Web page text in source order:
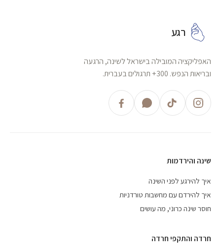
רגע
האפליקציה המובילה בישראל לשינה, הרגעה
ובריאות הנפש. 300+ תרגולים בעברית.
שינה והירדמות
איך להירגע לפני השינה
איך להירדם עם מחשבות טורדניות
חוסר שינה כרוני, מה עושים
חרדה והתקפי חרדה